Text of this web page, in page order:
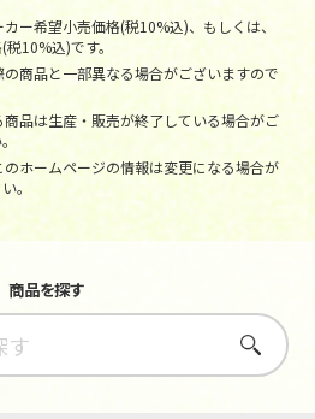
ー希望小売価格(税10%込)、もしくは、
10%込)です。
商品と一部異なる場合がございますので
品は生産・販売が終了している場合がご
ホームページの情報は変更になる場合が
。
商品を探す
さがす